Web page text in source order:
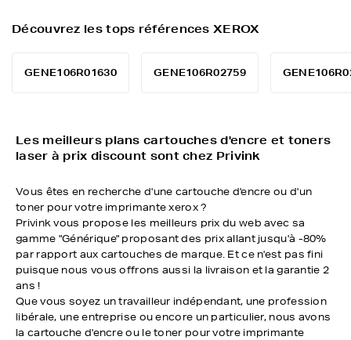
Découvrez les tops références XEROX
GENE106R01630 GENE106R02759
Les meilleurs plans cartouches d'encre et toners
laser à prix discount sont chez Privink
Vous êtes en recherche d'une cartouche d'encre ou d'un
toner pour votre imprimante xerox ?
Privink vous propose les meilleurs prix du web avec sa
gamme "Générique" proposant des prix allant jusqu'à -80%
par rapport aux cartouches de marque. Et ce n'est pas fini
puisque nous vous offrons aussi la livraison et la garantie 2
ans !
Que vous soyez un travailleur indépendant, une profession
libérale, une entreprise ou encore un particulier, nous avons
la cartouche d'encre ou le toner pour votre imprimante